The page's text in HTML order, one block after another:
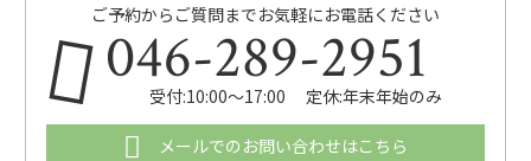
ご予約からご質問までお気軽にお電話ください
046-289-2951
受付:10:00～17:00 定休:年末年始のみ
メールでのお問い合わせはこちら